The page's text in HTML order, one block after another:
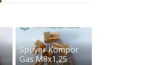
Spuyer Kompor
Gas M8x1,25